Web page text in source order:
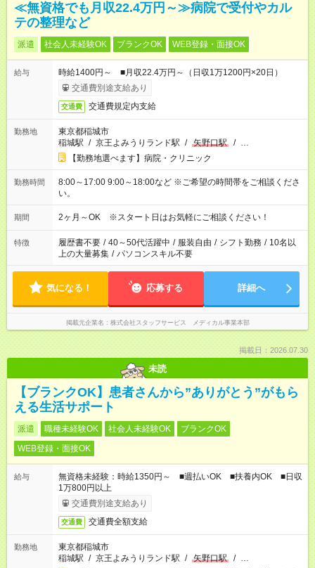
≪無資格でも月収22.4万円～≫病院で受付やカル
テの整理など
派遣 社会人未経験OK ブランクOK WEB登録・面接OK
給与
時給1400円～ ■月収22.4万円～（日収1万1200円×20日）
交通費別途支給あり
交通費 交通費規定内支給
勤務地
東京都稲城市
稲城駅 / 京王よみうりランド駅 / 矢野口駅 / …
【勤務地選べます】病院・クリニック
勤務時間
8:00～17:00 9:00～18:00など ※ご希望の時間帯をご相談くださ
い。
期間 2ヶ月～OK ※スタート日はお気軽にご相談ください！
特徴 履歴書不要 / 40～50代活躍中 / 服装自由 / シフト勤務 / 10名以
上の大量募集 / パソコンスキル不要
気になる！ 応募する 詳細へ
掲載元企業名 株式会社スタッフサービス メディカル事業本部
掲載日：2026.07.30
未読
【ブランクOK】患者さんから”ありがとう”がもら
える生活サポート
派遣 職種未経験OK 社会人未経験OK
ブランクOK
WEB登録・面接OK
給与
無資格未経験：時給1350円～ ■週払いOK ■扶養内OK ■日収
1万800円以上
交通費別途支給あり
交通費 交通費全額支給
勤務地
東京都稲城市
稲城駅 / 京王よみうりランド駅 / 矢野口駅 / …